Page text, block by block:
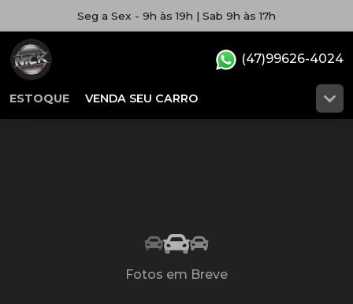
Seg a Sex - 9h às 19h | Sab 9h às 17h
ESTOQUE VENDA SEU CARRO
(47)99626-4024
Fotos em Breve